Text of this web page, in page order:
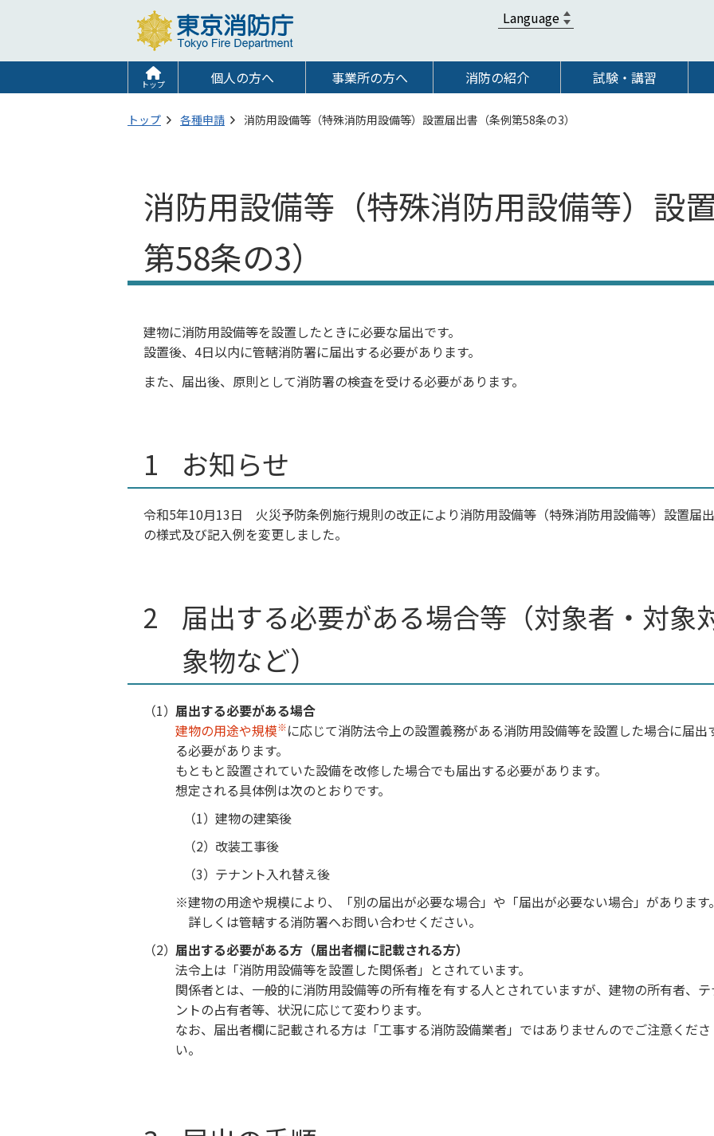
トップ 個人の方へ 事業所の方へ 消防の紹介 試験・講習
トップ 各種申請 消防用設備等（特殊消防用設備等）設置届出書（条例第58条の3）
消防用設備等（特殊消防用設備等）設
第58条の3）
建物に消防用設備等を設置したときに必要な届出です。
設置後、4日以内に管轄消防署に届出する必要があります。
また、届出後、原則として消防署の検査を受ける必要があります。
お知らせ
令和5年10月13日 火災予防条例施行規則の改正により消防用設備等（特殊消防用設備等）設置届
の様式及び記入例を変更しました。
届出する必要がある場合等（対象者・対象
象物など）
届出する必要がある場合
建物の用途や規模※に応じて消防法令上の設置義務がある消防用設備等を設置した場合に届出
る必要があります。
もともと設置されていた設備を改修した場合でも届出する必要があります。
想定される具体例は次のとおりです。
建物の建築後
改装工事後
テナント入れ替え後
建物の用途や規模により、「別の届出が必要な場合」や「届出が必要ない場合」があります
詳しくは管轄する消防署へお問い合わせください。
届出する必要がある方（届出者欄に記載される方）
法令上は「消防用設備等を設置した関係者」とされています。
関係者とは、一般的に消防用設備等の所有権を有する人とされていますが、建物の所有者、
ントの占有者等、状況に応じて変わります。
なお、届出者欄に記載される方は「工事する消防設備業者」ではありませんのでご注意くださ
い。